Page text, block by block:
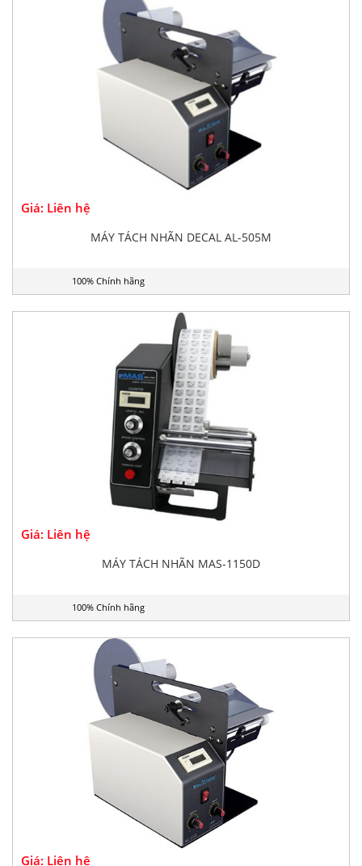
Giá: Liên hệ
MÁY TÁCH NHÃN DECAL AL-505M
100% Chính hãng
Giá: Liên hệ
MÁY TÁCH NHÃN MAS-1150D
100% Chính hãng
Giá: Liên hệ